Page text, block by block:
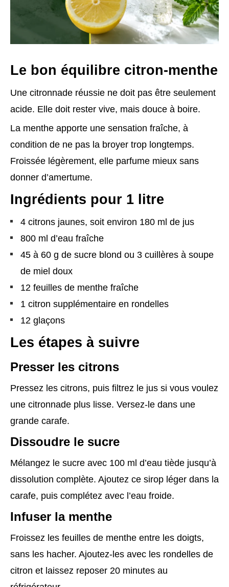
Le bon équilibre citron-menthe
Une citronnade réussie ne doit pas être seulement
acide. Elle doit rester vive, mais douce à boire.
La menthe apporte une sensation fraîche, à
condition de ne pas la broyer trop longtemps.
Froissée légèrement, elle parfume mieux sans
donner d’amertume.
Ingrédients pour 1 litre
4 citrons jaunes, soit environ 180 ml de jus
800 ml d’eau fraîche
45 à 60 g de sucre blond ou 3 cuillères à soupe
de miel doux
12 feuilles de menthe fraîche
1 citron supplémentaire en rondelles
12 glaçons
Les étapes à suivre
Presser les citrons
Pressez les citrons, puis filtrez le jus si vous voulez
une citronnade plus lisse. Versez-le dans une
grande carafe.
Dissoudre le sucre
Mélangez le sucre avec 100 ml d’eau tiède jusqu’à
dissolution complète. Ajoutez ce sirop léger dans la
carafe, puis complétez avec l’eau froide.
Infuser la menthe
Froissez les feuilles de menthe entre les doigts,
sans les hacher. Ajoutez-les avec les rondelles de
citron et laissez reposer 20 minutes au